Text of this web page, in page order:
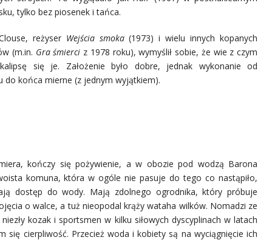
tylko bez piosenek i tańca.
reżyser Wejścia smoka(1973) i wielu innych kopanych
(m.in. Gra śmierci z 1978 roku), wymyślił sobie, że wie z czym
się je. Założenie było dobre, jednak wykonanie od
do końca mierne (z jednym wyjątkiem).
kończy się pożywienie, a w obozie pod wodzą Barona
komuna, która w ogóle nie pasuje do tego co nastąpiło,
dostęp do wody. Mają zdolnego ogrodnika, który próbuje
o walce, a tuż nieopodal krąży wataha wilków. Nomadzi ze
kozak i sportsmen w kilku siłowych dyscyplinach w latach
się cierpliwość. Przecież woda i kobiety są na wyciągnięcie ich